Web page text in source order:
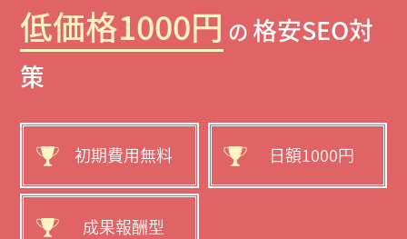
低価格1000円 の 格安SEO対
策
初期費用無料 日額1000円
成果報酬型